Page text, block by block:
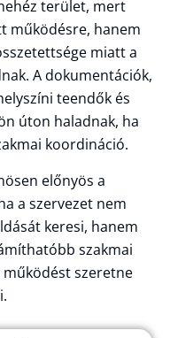
terület, mert
működésre, hanem
miatt a
A dokumentációk,
teendők és
úton haladnak, ha
koordináció.
előnyös a
a szervezet nem
keresi, hanem
szakmai
szeretne